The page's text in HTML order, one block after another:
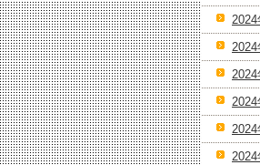
2024
2024
2024
2024
2024
2024